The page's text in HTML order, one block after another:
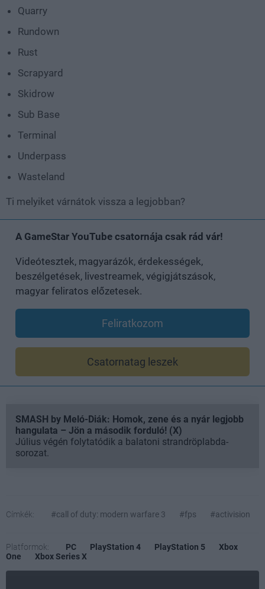
Quarry
Rundown
Rust
Scrapyard
Skidrow
Sub Base
Terminal
Underpass
Wasteland
Ti melyiket várnátok vissza a legjobban?
A GameStar YouTube csatornája csak rád vár!
Videótesztek, magyarázók, érdekességek,
beszélgetések, livestreamek, végigjátszások,
magyar feliratos előzetesek.
Feliratkozom
Csatornatag leszek
SMASH by Meló-Diák: Homok, zene és a nyár legjobb
hangulata – Jön a második forduló! (X)
Július végén folytatódik a balatoni strandröplabda-
sorozat.
Címkék: #call of duty: modern warfare 3 #fps #activision
Platformok: PC PlayStation 4 PlayStation 5
Xbox
One
Xbox Series X